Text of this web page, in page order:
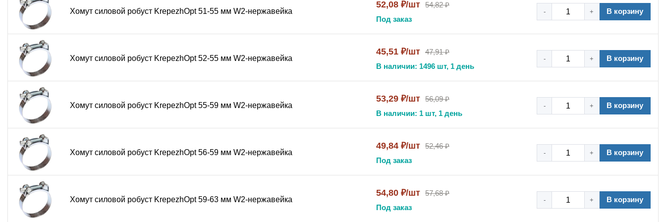
хомут силовой шарнирный, хомут робуст, robust хомут, крепление трубопроводов подвижное, шарнирный хомут для тяжелых нагрузок, силовой хомут из нержавейки,
поворотный хомут, компенсационный хомут, виброгасящий хомут, хомут для гидравлических линий, промышленный хомут шарнирный.
Хомут силовой робуст KrepezhOpt 51-55 мм W2-нержавейка
52,08 ₽/шт 54,82 ₽
Под заказ
- + В корзину
Хомут силовой робуст KrepezhOpt 52-55 мм W2-нержавейка
45,51 ₽/шт 47,91 ₽
В наличии: 1496 шт, 1 день
- + В корзину
Хомут силовой робуст KrepezhOpt 55-59 мм W2-нержавейка
53,29 ₽/шт 56,09 ₽
В наличии: 1 шт, 1 день
- + В корзину
Хомут силовой робуст KrepezhOpt 56-59 мм W2-нержавейка
49,84 ₽/шт 52,46 ₽
Под заказ
- + В корзину
Хомут силовой робуст KrepezhOpt 59-63 мм W2-нержавейка
54,80 ₽/шт 57,68 ₽
Под заказ
- + В корзину